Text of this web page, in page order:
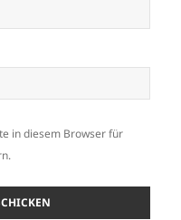
in diesem Browser für